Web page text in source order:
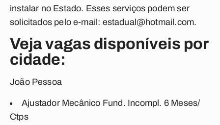
instalar no Estado. Esses serviços podem ser
solicitados pelo e-mail: estadual@hotmail.com.
Veja vagas disponíveis por
cidade:
João Pessoa
Ajustador Mecânico Fund. Incompl. 6 Meses/
Ctps